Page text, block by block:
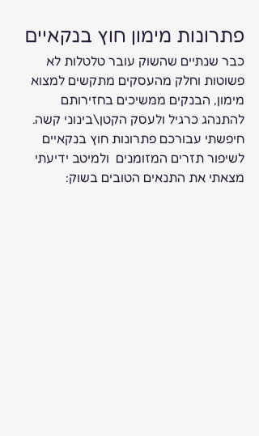
פתרונות מימון חוץ בנקאיים
כבר שנתיים שהשוק עובר טלטלות לא
פשוטות וחלק מהעסקים מתקשים למצוא
מימון, הבנקים ממשיכים בחזירותם
להתנהג כרגיל ולעסק הקטן\בינוני קשה.
חיפשתי עבורכם פתרונות חוץ בנקאיים
לשיפור תזרים המזומנים  ולמיטב ידיעתי
מצאתי את התנאים הטובים בשוק: